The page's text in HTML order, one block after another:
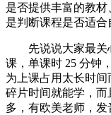
是否提供丰富的教材
是判断课程是否适合
先说说大家最关
课，单课时 25 分钟
为上课占用太长时
碎片时间就能学，
多，有欧美老师，